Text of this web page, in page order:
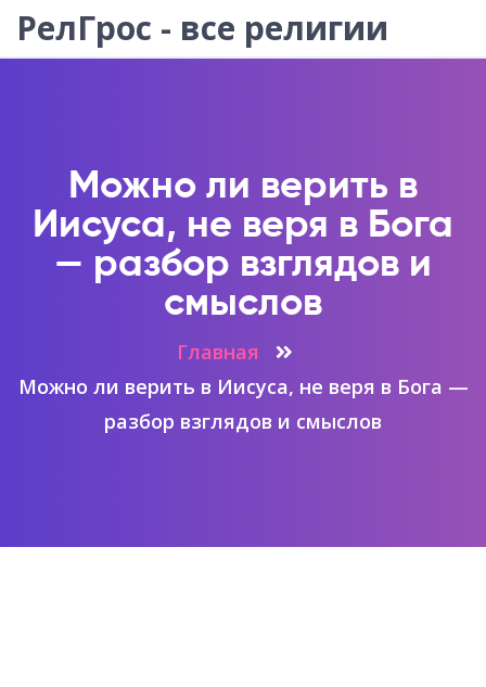
РелГрос - все религии
Можно ли верить в
Иисуса, не веря в Бога
— разбор взглядов и
смыслов
Главная
Можно ли верить в Иисуса, не веря в Бога —
разбор взглядов и смыслов